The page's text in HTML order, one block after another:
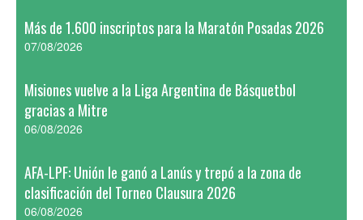
Más de 1.600 inscriptos para la Maratón Posadas 2026
07/08/2026
Misiones vuelve a la Liga Argentina de Básquetbol
gracias a Mitre
06/08/2026
AFA-LPF: Unión le ganó a Lanús y trepó a la zona de
clasificación del Torneo Clausura 2026
06/08/2026